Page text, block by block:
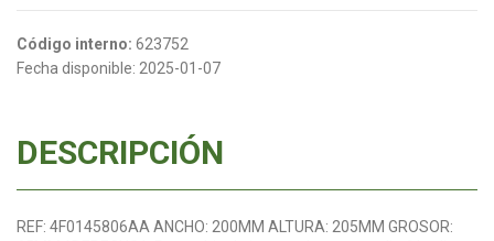
Código interno: 623752
Fecha disponible: 2025-01-07
DESCRIPCIÓN
REF: 4F0145806AA ANCHO: 200MM ALTURA: 205MM GROSOR: